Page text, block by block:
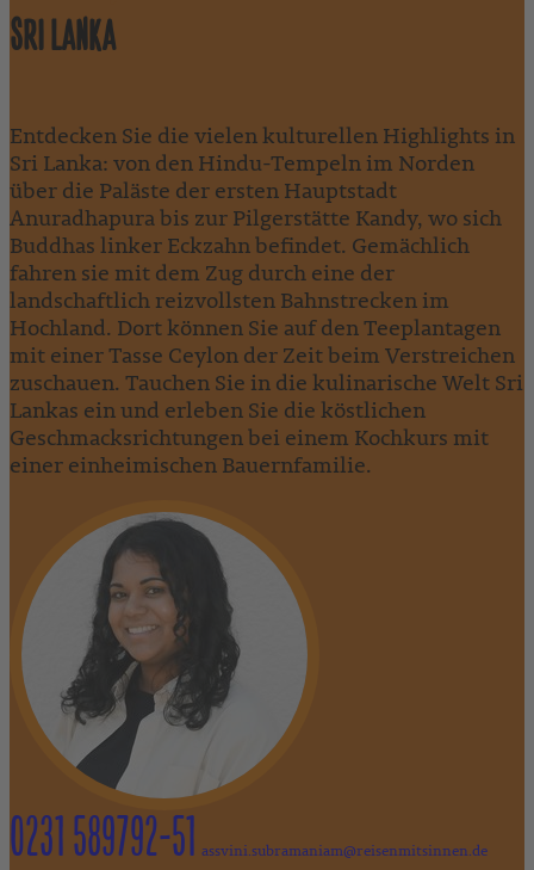
SRI LANKA
Entdecken Sie die vielen kulturellen Highlights in
Sri Lanka: von den Hindu-Tempeln im Norden
über die Paläste der ersten Hauptstadt
Anuradhapura bis zur Pilgerstätte Kandy, wo sich
Buddhas linker Eckzahn befindet. Gemächlich
fahren sie mit dem Zug durch eine der
landschaftlich reizvollsten Bahnstrecken im
Hochland. Dort können Sie auf den Teeplantagen
mit einer Tasse Ceylon der Zeit beim Verstreichen
zuschauen. Tauchen Sie in die kulinarische Welt Sri
Lankas ein und erleben Sie die köstlichen
Geschmacksrichtungen bei einem Kochkurs mit
einer einheimischen Bauernfamilie.
0231 589792-51 assvini.subramaniam@reisenmitsinnen.de